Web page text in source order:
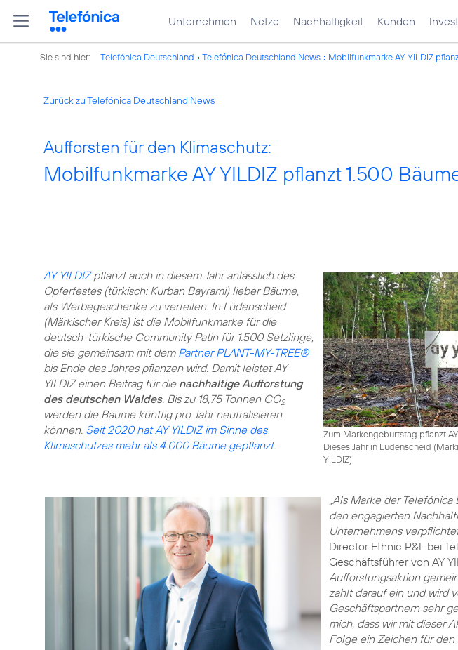
Unternehmen Netze Nachhaltigkeit Kunden
Sie sind hier: Telefónica Deutschland Telefónica Deutschland News Mobilfunkmarke AY YILDIZ
Zurück zu Telefónica Deutschland News
Aufforsten für den Klimaschutz:
Mobilfunkmarke AY YILDIZ pflanzt 1.500
Zum Markengeburtstag pflanzt
Dieses Jahr in Lüdenscheid
YILDIZ)
AY YILDIZpflanzt auch in diesem Jahr anlässlich des
Opferfestes (türkisch: Kurban Bayrami) lieber Bäume,
als Werbegeschenke zu verteilen. In Lüdenscheid
(Märkischer Kreis) ist die Mobilfunkmarke für die
deutsch-türkische Community Patin für 1.500 Setzlinge,
die sie gemeinsam mit dem Partner PLANT-MY-TREE®
bis Ende des Jahres pflanzen wird. Damit leistet AY
YILDIZ einen Beitrag für die nachhaltige Aufforstung
des deutschen Waldes. Bis zu 18,75 Tonnen CO2
werden die Bäume künftig pro Jahr neutralisieren
können. Seit 2020 hat AY YILDIZ im Sinne des
Klimaschutzes mehr als 4.000 Bäume gepflanzt.
„Als Marke der
den engagierten
Unternehmens
Director Ethnic P&L bei
Geschäftsführer von AY
Aufforstungsaktion
zahlt darauf ein und wird
Geschäftspartnern sehr
mich, dass wir mit dieser
Folge ein Zeichen für den